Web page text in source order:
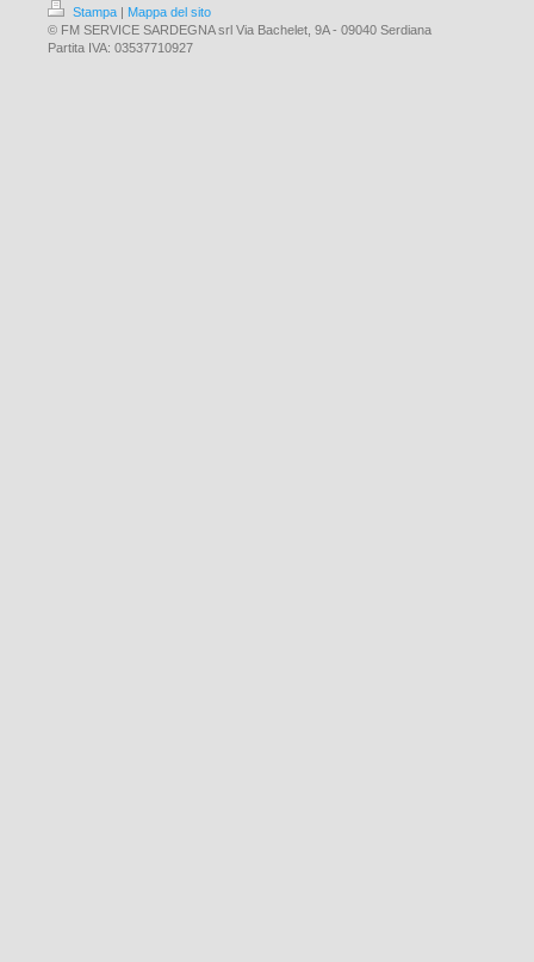
Stampa | Mappa del sito
© FM SERVICE SARDEGNA srl Via Bachelet, 9A - 09040 Serdiana
Partita IVA: 03537710927